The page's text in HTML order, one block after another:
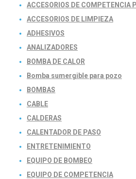
ACCESORIOS DE COMPETENCIA
ACCESORIOS DE LIMPIEZA
ADHESIVOS
ANALIZADORES
BOMBA DE CALOR
Bomba sumergible para pozo
BOMBAS
CABLE
CALDERAS
CALENTADOR DE PASO
ENTRETENIMIENTO
EQUIPO DE BOMBEO
EQUIPO DE COMPETENCIA